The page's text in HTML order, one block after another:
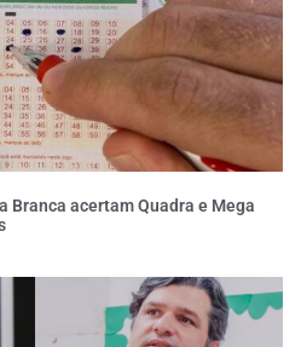
Branca acertam Quadra e Mega